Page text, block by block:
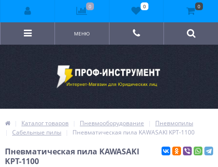
МЕНЮ
Каталог товаров Пневмооборудование
Пневмопилы
Сабельные пилы
Пневматическая пила KAWASAKI KPT-1100
Пневматическая пила KAWASAKI
KPT-1100
0 0 0